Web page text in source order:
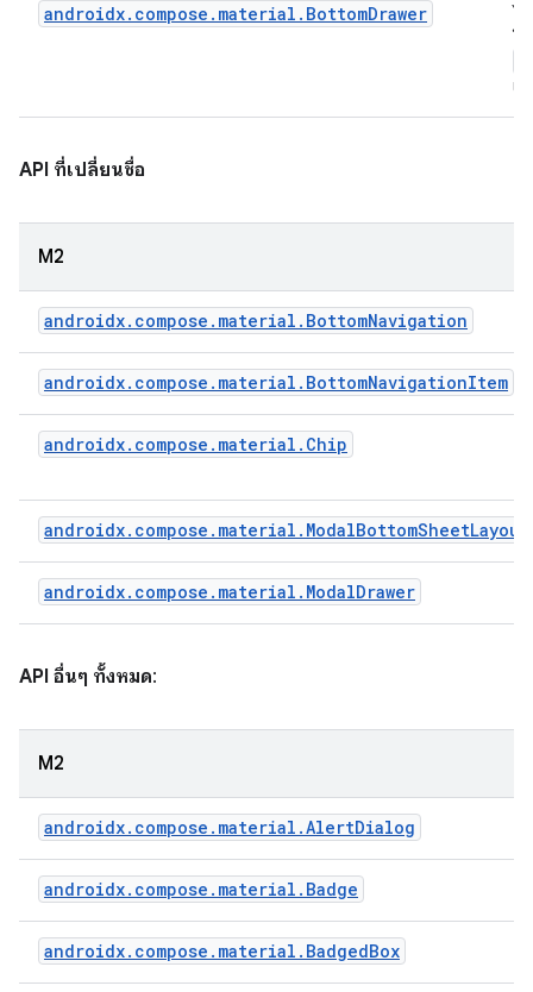
androidx.compose.material.BottomDrawer
ไ
ใ
แ
API ที่เปลี่ยนชื่อ
M2
androidx.compose.material.BottomNavigation
androidx.compose.material.BottomNavigationItem
androidx.compose.material.Chip
androidx.compose.material.ModalBottomSheetLayout
androidx.compose.material.ModalDrawer
API อื่นๆ ทั้งหมด:
M2
androidx.compose.material.AlertDialog
androidx.compose.material.Badge
androidx.compose.material.BadgedBox